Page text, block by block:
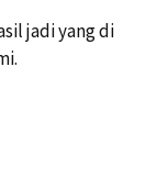
jadi yang di